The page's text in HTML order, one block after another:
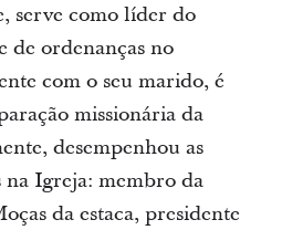
serve como líder do
de ordenanças no
com o seu marido, é
missionária da
desempenhou as
na Igreja: membro da
da estaca, presidente